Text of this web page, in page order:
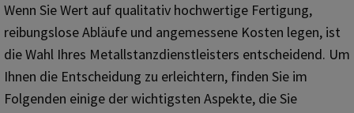
Wenn Sie Wert auf qualitativ hochwertige Fertigung,
reibungslose Abläufe und angemessene Kosten legen, ist
die Wahl Ihres Metallstanzdienstleisters entscheidend. Um
Ihnen die Entscheidung zu erleichtern, finden Sie im
Folgenden einige der wichtigsten Aspekte, die Sie